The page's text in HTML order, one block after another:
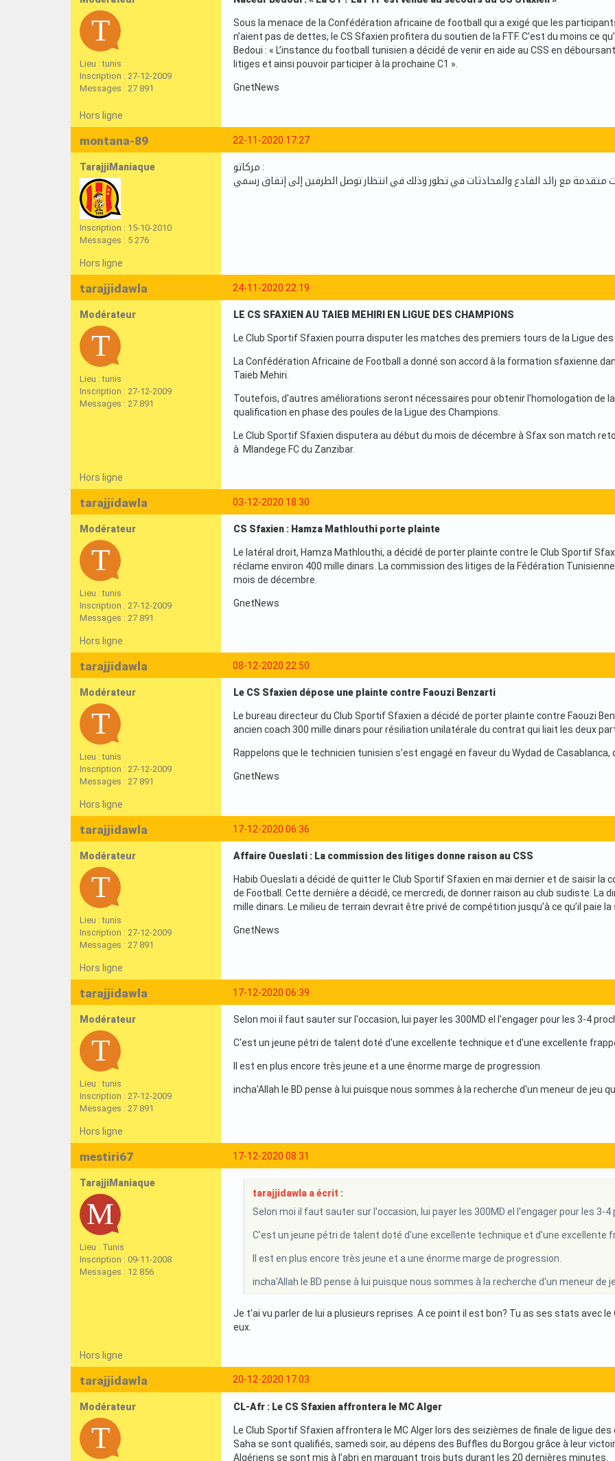
Lieu : tunis
Inscription : 27-12-2009
Messages : 27 891
Sous la menace de la Confédération africaine de football qui a exigé que les
n’aient pas de dettes, le CS Sfaxien profitera du soutien de la FTF. C’est du moins ce
Bedoui : « L’instance du football tunisien a décidé de venir en aide au CSS en
litiges et ainsi pouvoir participer à la prochaine C1 ».
GnetNews
Hors ligne
22-11-2020 17:27
montana-89
TarajjiManiaque
Inscription : 15-10-2010
Messages : 5 276
مركاتو :
Hors ligne
24-11-2020 22:19
tarajjidawla
Modérateur
Lieu : tunis
Inscription : 27-12-2009
Messages : 27 891
LE CS SFAXIEN AU TAIEB MEHIRI EN LIGUE DES CHAMPIONS
Le Club Sportif Sfaxien pourra disputer les matches des premiers tours de la Ligue
La Confédération Africaine de Football a donné son accord à la formation sfaxienne
Taieb Mehiri.
Toutefois, d'autres améliorations seront nécessaires pour obtenir l'homologation de la
qualification en phase des poules de la Ligue des Champions.
Le Club Sportif Sfaxien disputera au début du mois de décembre à Sfax son match
à Mlandege FC du Zanzibar.
Hors ligne
03-12-2020 18:30
tarajjidawla
Modérateur
Lieu : tunis
Inscription : 27-12-2009
Messages : 27 891
CS Sfaxien : Hamza Mathlouthi porte plainte
Le latéral droit, Hamza Mathlouthi, a décidé de porter plainte contre le Club Sportif
réclame environ 400 mille dinars. La commission des litiges de la Fédération
mois de décembre.
GnetNews
Hors ligne
08-12-2020 22:50
tarajjidawla
Modérateur
Lieu : tunis
Inscription : 27-12-2009
Messages : 27 891
Le CS Sfaxien dépose une plainte contre Faouzi Benzarti
Le bureau directeur du Club Sportif Sfaxien a décidé de porter plainte contre Faouzi
ancien coach 300 mille dinars pour résiliation unilatérale du contrat qui liait les deux
Rappelons que le technicien tunisien s’est engagé en faveur du Wydad de
GnetNews
Hors ligne
17-12-2020 06:36
tarajjidawla
Modérateur
Lieu : tunis
Inscription : 27-12-2009
Messages : 27 891
Affaire Oueslati : La commission des litiges donne raison au CSS
Habib Oueslati a décidé de quitter le Club Sportif Sfaxien en mai dernier et de saisir la
de Football. Cette dernière a décidé, ce mercredi, de donner raison au club sudiste. La
mille dinars. Le milieu de terrain devrait être privé de compétition jusqu’à ce qu’il paie
GnetNews
Hors ligne
17-12-2020 06:39
tarajjidawla
Modérateur
Lieu : tunis
Inscription : 27-12-2009
Messages : 27 891
Selon moi il faut sauter sur l'occasion, lui payer les 300MD el l'engager pour les 3-4
C'est un jeune pétri de talent doté d'une excellente technique et d'une excellente
Il est en plus encore très jeune et a une énorme marge de progression.
incha'Allah le BD pense à lui puisque nous sommes à la recherche d'un meneur de jeu
Hors ligne
17-12-2020 08:31
mestiri67
TarajjiManiaque
Lieu : Tunis
Inscription : 09-11-2008
Messages : 12 856
tarajjidawla a écrit :
Selon moi il faut sauter sur l'occasion, lui payer les 300MD el l'engager pour les 3-
C'est un jeune pétri de talent doté d'une excellente technique et d'une excellente
Il est en plus encore très jeune et a une énorme marge de progression.
incha'Allah le BD pense à lui puisque nous sommes à la recherche d'un meneur de
Je t'ai vu parler de lui a plusieurs reprises. A ce point il est bon? Tu as ses stats avec
eux.
Hors ligne
20-12-2020 17:03
tarajjidawla
Modérateur CL-Afr : Le CS Sfaxien affrontera le MC Alger
Le Club Sportif Sfaxien affrontera le MC Alger lors des seizièmes de finale de ligue des
Saha se sont qualifiés, samedi soir, au dépens des Buffles du Borgou grâce à leur
Algériens se sont mis à l’abri en marquant trois buts durant les 20 dernières minutes.